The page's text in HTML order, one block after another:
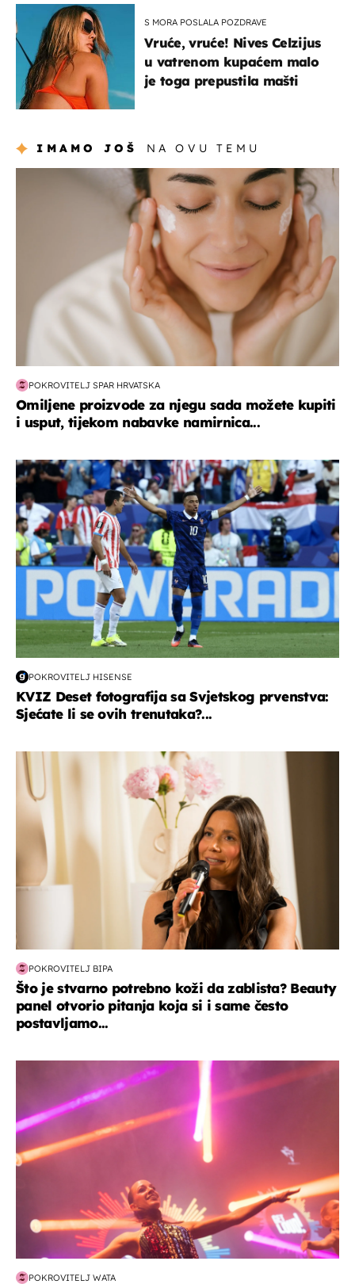
S MORA POSLALA POZDRAVE
Vruće, vruće! Nives Celzijus
u vatrenom kupaćem malo
je toga prepustila mašti
IMAMO JOŠ NA OVU TEMU
moda & ljepota
POKROVITELJ SPAR HRVATSKA
Omiljene proizvode za njegu sada možete kupiti
i usput, tijekom nabavke namirnica...
svjetsko prvenstvo 2026
POKROVITELJ HISENSE
KVIZ Deset fotografija sa Svjetskog prvenstva:
Sjećate li se ovih trenutaka?...
moda & ljepota
POKROVITELJ BIPA
Što je stvarno potrebno koži da zablista? Beauty
panel otvorio pitanja koja si i same često
postavljamo...
POKROVITELJ WATA